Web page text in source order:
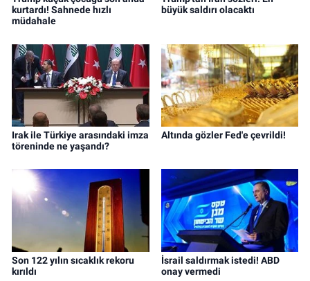
kurtardı! Sahnede hızlı
müdahale
büyük saldırı olacaktı
Irak ile Türkiye arasındaki imza
töreninde ne yaşandı?
Altında gözler Fed'e çevrildi!
Son 122 yılın sıcaklık rekoru
kırıldı
İsrail saldırmak istedi! ABD
onay vermedi